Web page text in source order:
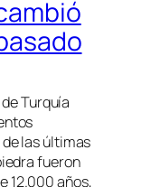
Turquía
las últimas
fueron
12.000 años,